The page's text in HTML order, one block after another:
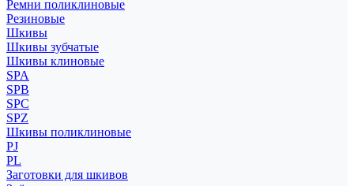
Ремни поликлиновые
Резиновые
Шкивы
Шкивы зубчатые
Шкивы клиновые
SPA
SPB
SPC
SPZ
Шкивы поликлиновые
PJ
PL
Заготовки для шкивов